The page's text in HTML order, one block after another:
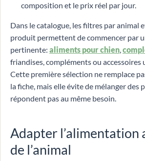
composition et le prix réel par jour.
Dans le catalogue, les filtres par animal
produit permettent de commencer par
pertinente: aliments pour chien,
friandises, compléments ou accessoires
Cette première sélection ne remplace
la fiche, mais elle évite de mélanger des
répondent pas au même besoin.
Adapter l’alimentation
de l’animal